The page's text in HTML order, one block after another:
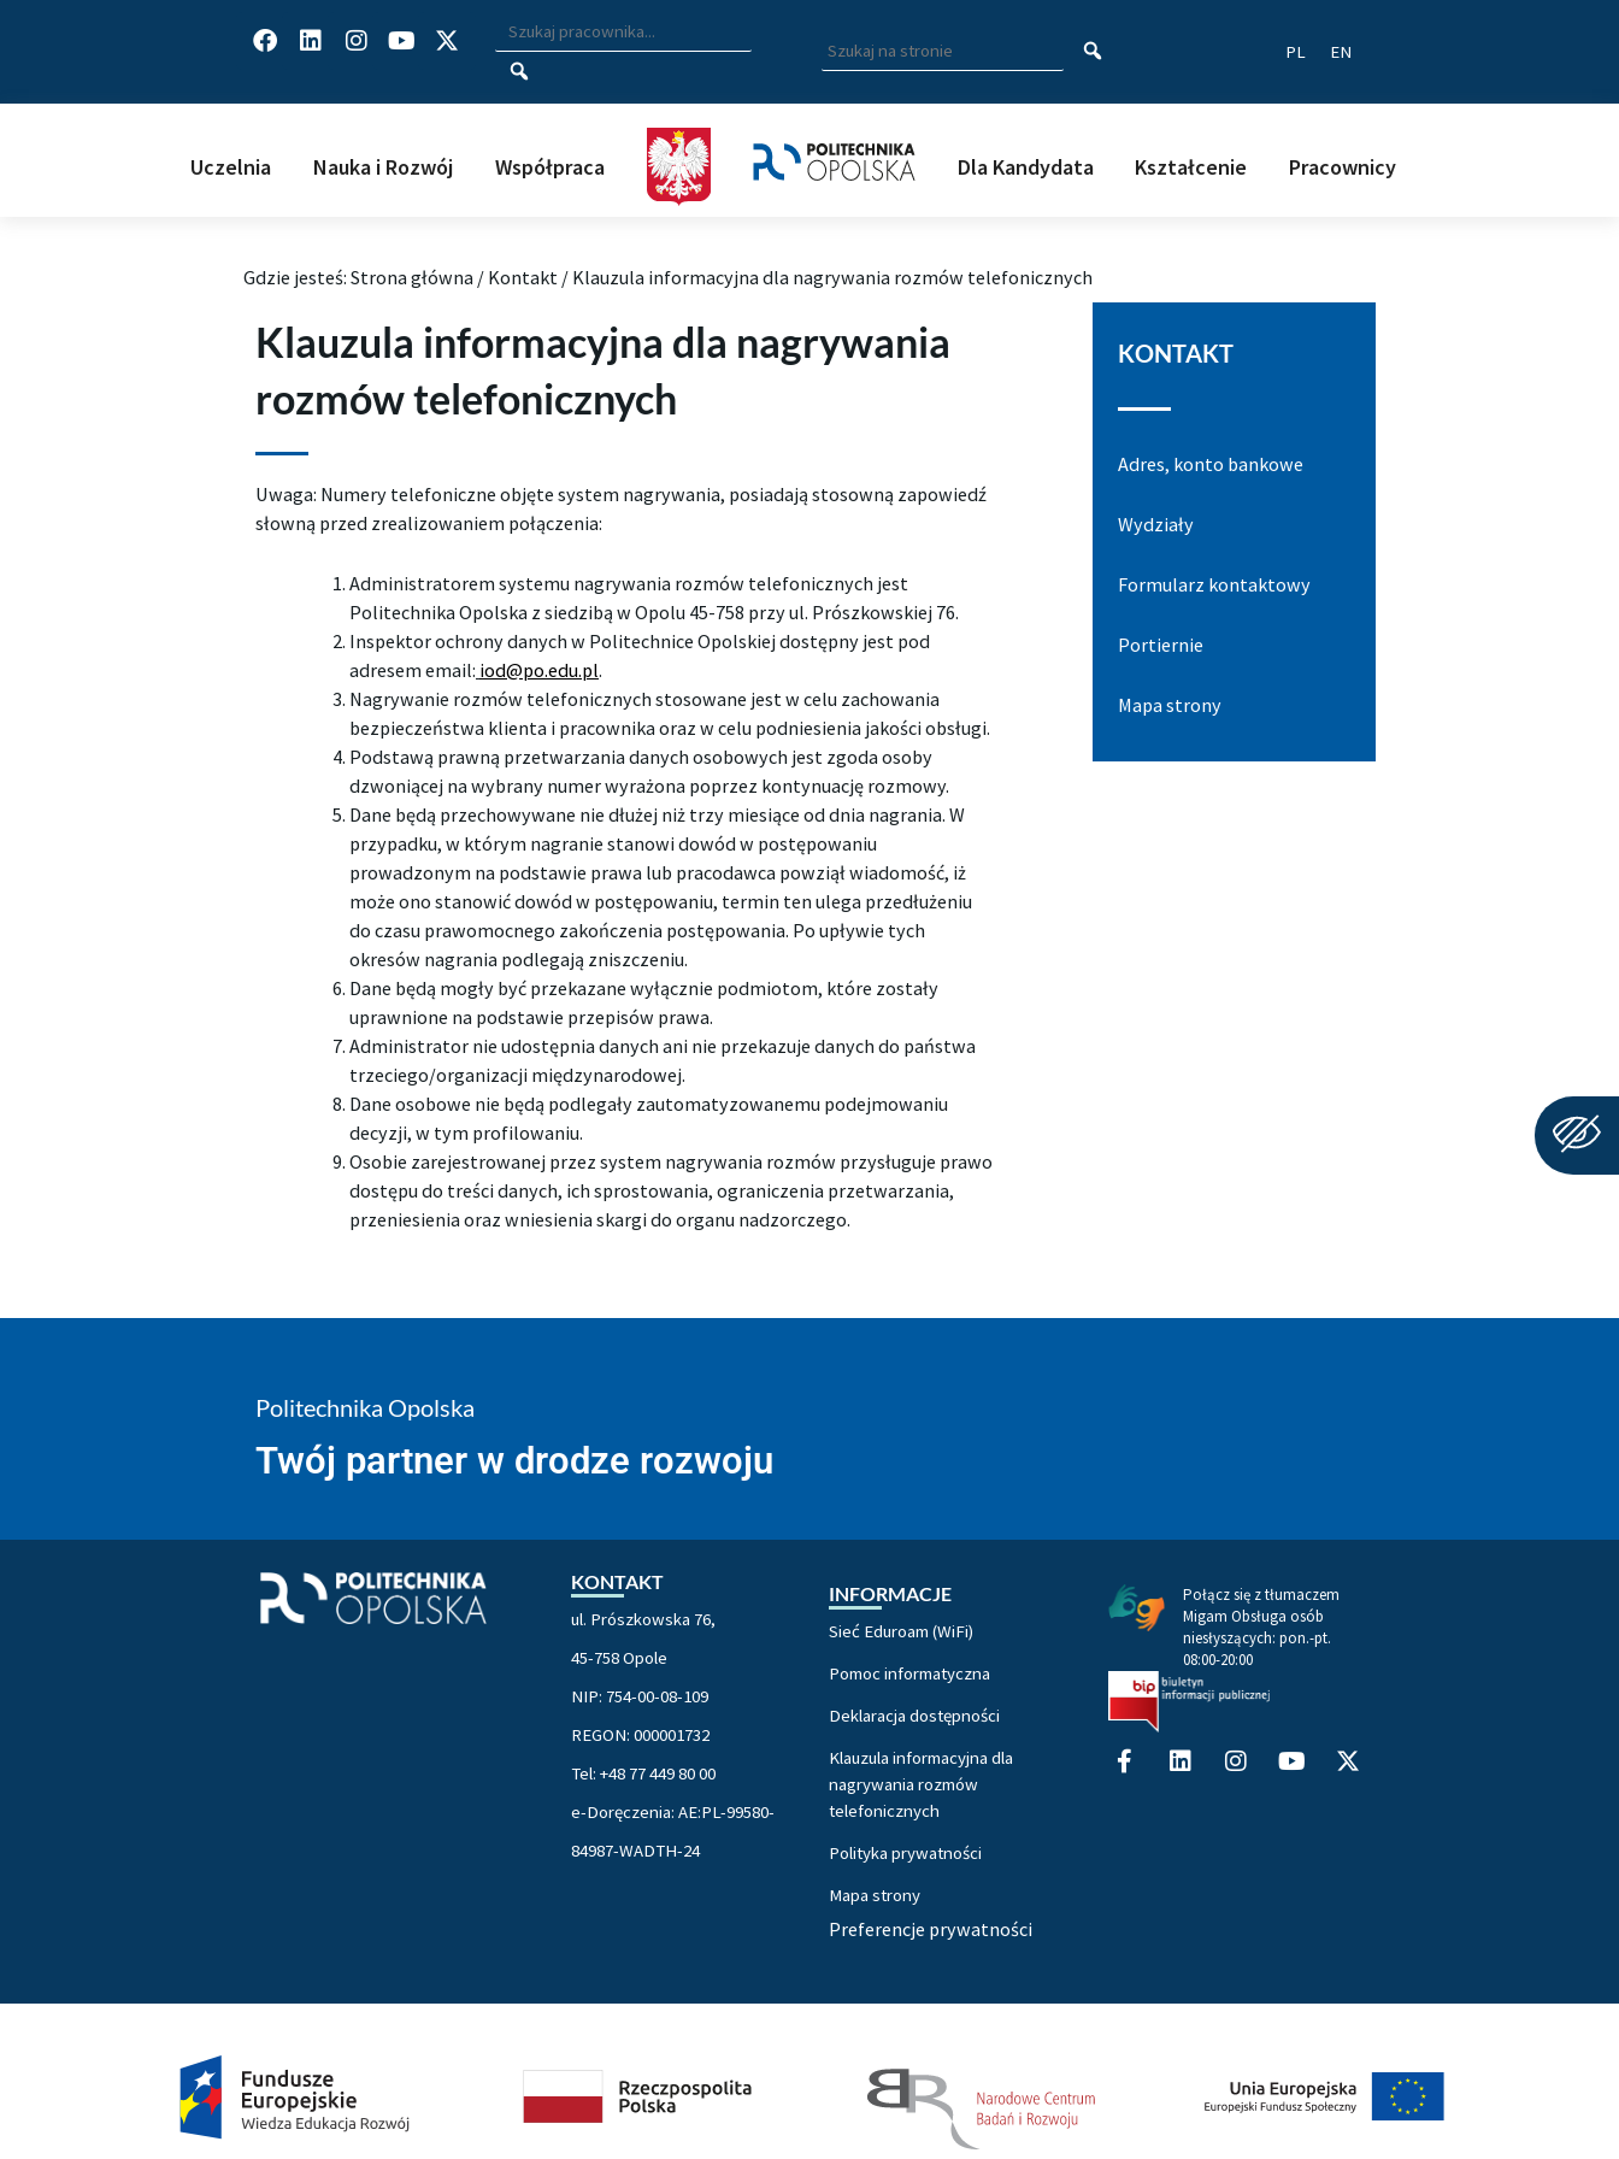
Facebook
LinkedinInstagram
Youtube
X-
twitterWyszukiwarka pracowników
Wpisz nazwisko, fragment nazwiska bądź imię pracownika aby wyszukać
Wpisz
szukaną
frazę
wyszukać
PL EN
Uczelnia Nauka i Rozwój Współpraca Dla Kandydata Kształcenie Pracownicy
Gdzie jesteś: Strona główna / Kontakt/ Klauzula informacyjna dla nagrywania rozmów telefonicznych
Klauzula informacyjna dla nagrywania
rozmów telefonicznych
Uwaga: Numery telefoniczne objęte system nagrywania, posiadają stosowną zapowiedź
słowną przed zrealizowaniem połączenia:
Administratorem systemu nagrywania rozmów telefonicznych jest
Politechnika Opolska z siedzibą w Opolu 45-758 przy ul. Prószkowskiej 76.
Inspektor ochrony danych w Politechnice Opolskiej dostępny jest pod
adresem email: iod@po.edu.pl.
Nagrywanie rozmów telefonicznych stosowane jest w celu zachowania
bezpieczeństwa klienta i pracownika oraz w celu podniesienia jakości obsługi.
Podstawą prawną przetwarzania danych osobowych jest zgoda osoby
dzwoniącej na wybrany numer wyrażona poprzez kontynuację rozmowy.
Dane będą przechowywane nie dłużej niż trzy miesiące od dnia nagrania. W
przypadku, w którym nagranie stanowi dowód w postępowaniu
prowadzonym na podstawie prawa lub pracodawca powziął wiadomość, iż
może ono stanowić dowód w postępowaniu, termin ten ulega przedłużeniu
do czasu prawomocnego zakończenia postępowania. Po upływie tych
okresów nagrania podlegają zniszczeniu.
Dane będą mogły być przekazane wyłącznie podmiotom, które zostały
uprawnione na podstawie przepisów prawa.
Administrator nie udostępnia danych ani nie przekazuje danych do państwa
trzeciego/organizacji międzynarodowej.
Dane osobowe nie będą podlegały zautomatyzowanemu podejmowaniu
decyzji, w tym profilowaniu.
Osobie zarejestrowanej przez system nagrywania rozmów przysługuje prawo
dostępu do treści danych, ich sprostowania, ograniczenia przetwarzania,
przeniesienia oraz wniesienia skargi do organu nadzorczego.
KONTAKT
Adres, konto bankowe
Wydziały
Formularz kontaktowy
Portiernie
Mapa strony
Politechnika Opolska
Twój partner w drodze rozwoju
KONTAKT
ul. Prószkowska 76,
45-758 Opole
NIP: 754-00-08-109
REGON: 000001732
Tel: +48 77 449 80 00
e-Doręczenia: AE:PL-99580-
84987-WADTH-24
INFORMACJE
Sieć Eduroam (WiFi)
Pomoc informatyczna
Deklaracja dostępności
Klauzula informacyjna dla
nagrywania rozmów
telefonicznych
Polityka prywatności
Mapa strony
Preferencje prywatności
Połącz się z tłumaczem
Migam Obsługa osób
niesłyszących: pon.-pt.
08:00-20:00
Facebook-
f
LinkedinInstagram
Youtube
X-
twitter